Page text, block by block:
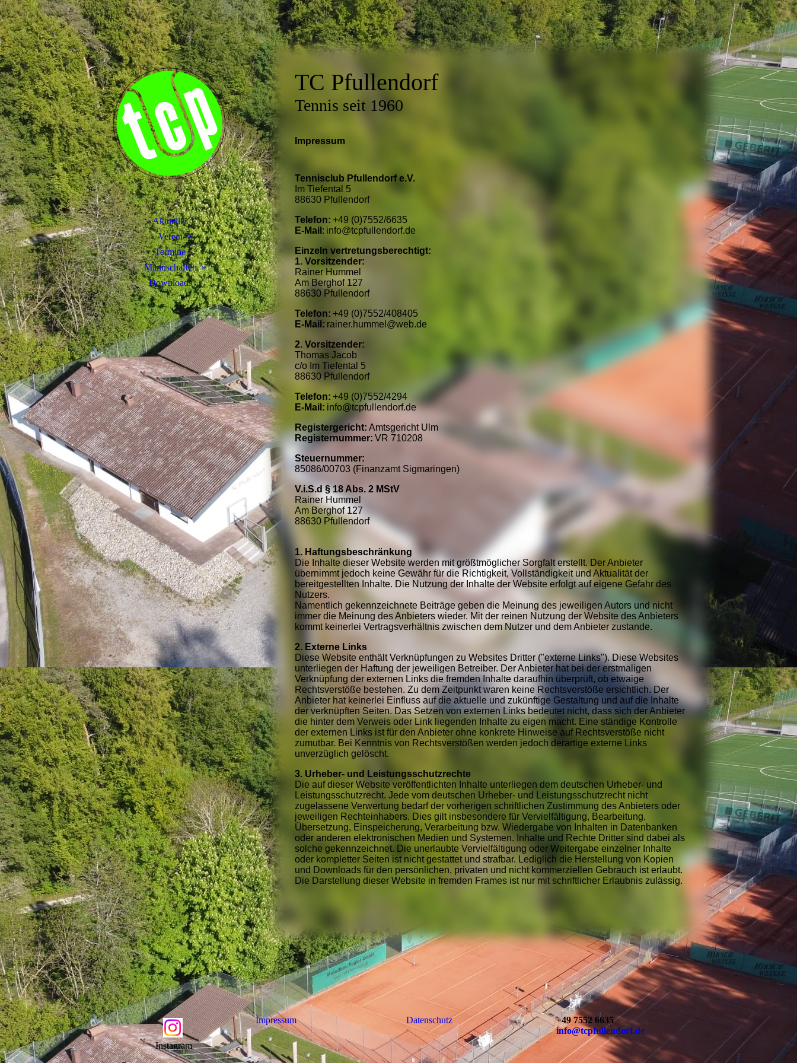
Aktuelles
Verein
Termine
Mannschaften
Downloads
TC Pfullendorf
Tennis seit 1960
Impressum
Tennisclub Pfullendorf e.V.
Im Tiefental 5
88630 Pfullendorf
Telefon: +49 (0)7552/6635
E-Mail : info@tcpfullendorf.de
Einzeln vertretungsberechtigt:
1. Vorsitzender:
Rainer Hummel
Am Berghof 127
88630 Pfullendorf
Telefon: +49 (0)7552/408405
E-Mail: rainer.hummel@web.de
2. Vorsitzender:
Thomas Jacob
c/o Im Tiefental 5
88630 Pfullendorf
Telefon: +49 (0)7552/4294
E-Mail: info@tcpfullendorf.de
Registergericht: Amtsgericht Ulm
Registernummer: VR 710208
Steuernummer:
85086/00703 (Finanzamt Sigmaringen)
V.i.S.d § 18 Abs. 2 MStV
Rainer Hummel
Am Berghof 127
88630 Pfullendorf
1. Haftungsbeschränkung
Die Inhalte dieser Website werden mit größtmöglicher Sorgfalt erstellt. Der Anbieter
übernimmt jedoch keine Gewähr für die Richtigkeit, Vollständigkeit und Aktualität der
bereitgestellten Inhalte. Die Nutzung der Inhalte der Website erfolgt auf eigene Gefahr des
Nutzers.
Namentlich gekennzeichnete Beiträge geben die Meinung des jeweiligen Autors und nicht
immer die Meinung des Anbieters wieder. Mit der reinen Nutzung der Website des Anbieters
kommt keinerlei Vertragsverhältnis zwischen dem Nutzer und dem Anbieter zustande.
2. Externe Links
Diese Website enthält Verknüpfungen zu Websites Dritter ("externe Links"). Diese Websites
unterliegen der Haftung der jeweiligen Betreiber. Der Anbieter hat bei der erstmaligen
Verknüpfung der externen Links die fremden Inhalte daraufhin überprüft, ob etwaige
Rechtsverstöße bestehen. Zu dem Zeitpunkt waren keine Rechtsverstöße ersichtlich. Der
Anbieter hat keinerlei Einfluss auf die aktuelle und zukünftige Gestaltung und auf die Inhalte
der verknüpften Seiten. Das Setzen von externen Links bedeutet nicht, dass sich der Anbieter
die hinter dem Verweis oder Link liegenden Inhalte zu eigen macht. Eine ständige Kontrolle
der externen Links ist für den Anbieter ohne konkrete Hinweise auf Rechtsverstöße nicht
zumutbar. Bei Kenntnis von Rechtsverstößen werden jedoch derartige externe Links
unverzüglich gelöscht.
3. Urheber- und Leistungsschutzrechte
Die auf dieser Website veröffentlichten Inhalte unterliegen dem deutschen Urheber- und
Leistungsschutzrecht. Jede vom deutschen Urheber- und Leistungsschutzrecht nicht
zugelassene Verwertung bedarf der vorherigen schriftlichen Zustimmung des Anbieters oder
jeweiligen Rechteinhabers. Dies gilt insbesondere für Vervielfältigung, Bearbeitung,
Übersetzung, Einspeicherung, Verarbeitung bzw. Wiedergabe von Inhalten in Datenbanken
oder anderen elektronischen Medien und Systemen. Inhalte und Rechte Dritter sind dabei als
solche gekennzeichnet. Die unerlaubte Vervielfältigung oder Weitergabe einzelner Inhalte
oder kompletter Seiten ist nicht gestattet und strafbar. Lediglich die Herstellung von Kopien
und Downloads für den persönlichen, privaten und nicht kommerziellen Gebrauch ist erlaubt.
Die Darstellung dieser Website in fremden Frames ist nur mit schriftlicher Erlaubnis zulässig.
Instagram
Impressum Datenschutz
+49 7552 6635
info@tcpfullendorf.de